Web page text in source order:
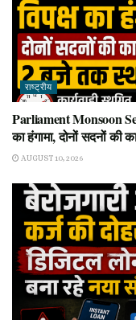
राष्ट्रीय
Parliament Monsoon
का हंगामा, दोनों सदनों की
AUGUST 10, 2026